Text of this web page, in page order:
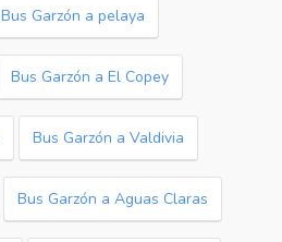
Bus Garzón a pelaya
Bus Garzón a El Copey
Bus Garzón a Valdivia
Bus Garzón a Aguas Claras